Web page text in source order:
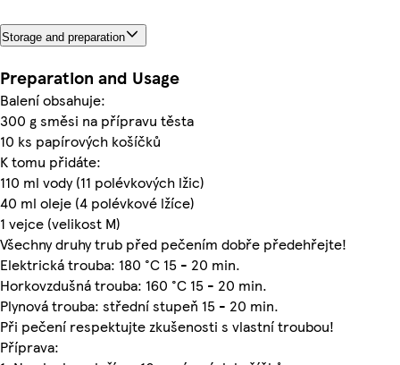
Storage and preparation
Preparation and Usage
Balení obsahuje:
300 g směsi na přípravu těsta
10 ks papírových košíčků
K tomu přidáte:
110 ml vody (11 polévkových lžic)
40 ml oleje (4 polévkové lžíce)
1 vejce (velikost M)
Všechny druhy trub před pečením dobře předehřejte!
Elektrická trouba: 180 °C 15 - 20 min.
Horkovzdušná trouba: 160 °C 15 - 20 min.
Plynová trouba: střední stupeň 15 - 20 min.
Při pečení respektujte zkušenosti s vlastní troubou!
Příprava: